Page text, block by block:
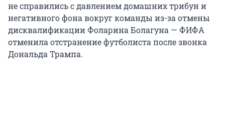
не справились с давлением домашних трибун и
негативного фона вокруг команды из-за отмены
дисквалификации Фоларина Болагуна — ФИФА
отменила отстранение футболиста после звонка
Дональда Трампа.